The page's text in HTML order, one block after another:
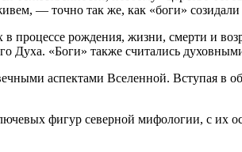
— точно так же, как «боги»
процессе рождения, жизни, смерти и
Духа. «Боги» также считались
аспектами Вселенной. Вступая
фигур северной мифологии, с